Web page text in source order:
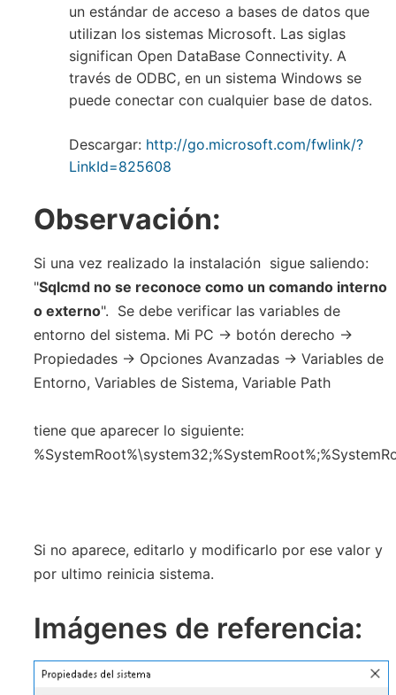
un estándar de acceso a bases de datos que
utilizan los sistemas Microsoft. Las siglas
significan Open DataBase Connectivity. A
través de ODBC, en un sistema Windows se
puede conectar con cualquier base de datos.
Descargar: http://go.microsoft.com/fwlink/?
LinkId=825608
Observación:
Si una vez realizado la instalación sigue saliendo:
"Sqlcmd no se reconoce como un comando interno
o externo". Se debe verificar las variables de
entorno del sistema. Mi PC -> botón derecho ->
Propiedades -> Opciones Avanzadas -> Variables de
Entorno, Variables de Sistema, Variable Path
tiene que aparecer lo siguiente:
Si no aparece, editarlo y modificarlo por ese valor y
por ultimo reinicia sistema.
Imágenes de referencia: